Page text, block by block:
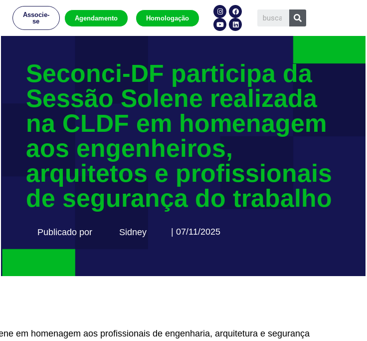
Associe-
se
Agendamento Homologação
Seconci-DF participa da
Sessão Solene realizada
na CLDF em homenagem
aos engenheiros,
arquitetos e profissionais
de segurança do trabalho
Publicado por Sidney | 07/11/2025
em homenagem aos profissionais de engenharia, arquitetura e segurança